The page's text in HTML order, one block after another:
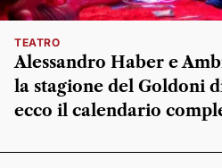
TEATRO
Alessandro Haber e
la stagione del Goldoni
ecco il calendario